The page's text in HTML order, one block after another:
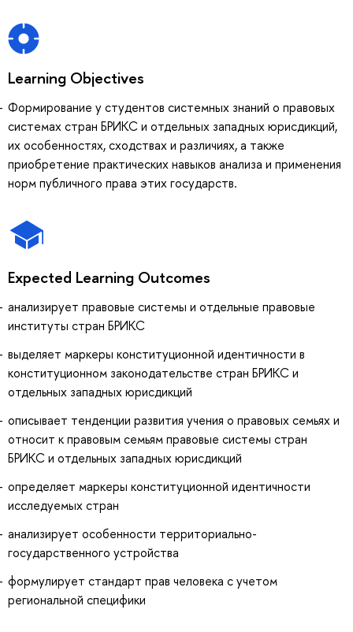
Learning Objectives
Формирование у студентов системных знаний о правовых
системах стран БРИКС и отдельных западных юрисдикций,
их особенностях, сходствах и различиях, а также
приобретение практических навыков анализа и применения
норм публичного права этих государств.
Expected Learning Outcomes
анализирует правовые системы и отдельные правовые
институты стран БРИКС
выделяет маркеры конституционной идентичности в
конституционном законодательстве стран БРИКС и
отдельных западных юрисдикций
описывает тенденции развития учения о правовых семьях и
относит к правовым семьям правовые системы стран
БРИКС и отдельных западных юрисдикций
определяет маркеры конституционной идентичности
исследуемых стран
анализирует особенности территориально-
государственного устройства
формулирует стандарт прав человека с учетом
региональной специфики